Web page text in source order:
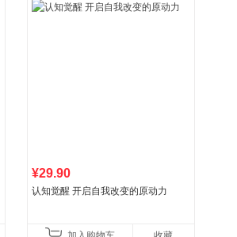
¥29.90
认知觉醒 开启自我改变的原动力